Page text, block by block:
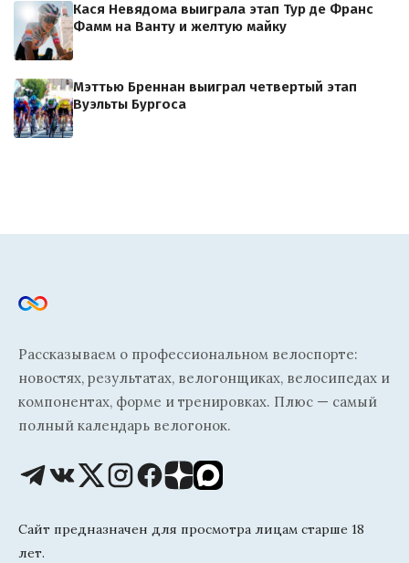
Кася Невядома выиграла этап Тур де Франс
Фамм на Ванту и желтую майку
Мэттью Бреннан выиграл четвертый этап
Вуэльты Бургоса
Рассказываем о профессиональном велоспорте:
новостях, результатах, велогонщиках, велосипедах и
компонентах, форме и тренировках. Плюс — самый
полный календарь велогонок.
Сайт предназначен для просмотра лицам старше 18
лет.